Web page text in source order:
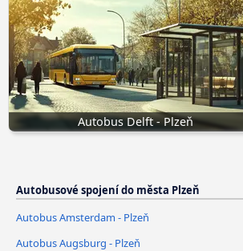
Autobus Delft - Plzeň
Autobusové spojení do města Plzeň
Autobus Amsterdam - Plzeň
Autobus Augsburg - Plzeň